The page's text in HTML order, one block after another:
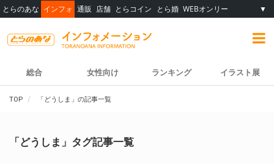
とらのあな インフォ 通販 店舗 とらコイン とら婚 WEBオンリー ▼
総合 女性向け ランキング イラスト展
TOP 「どうしま」の記事一覧
「どうしま」タグ記事一覧